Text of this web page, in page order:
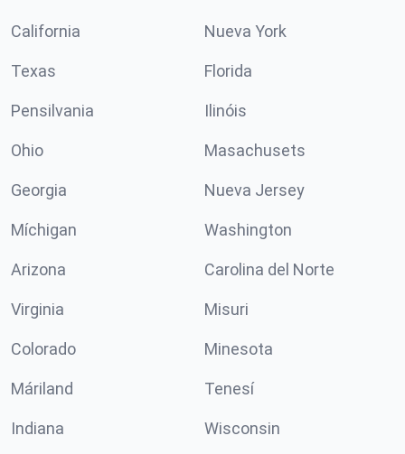
California Nueva York
Texas Florida
Pensilvania Ilinóis
Ohio Masachusets
Georgia Nueva Jersey
Míchigan Washington
Arizona Carolina del Norte
Virginia Misuri
Colorado Minesota
Máriland Tenesí
Indiana Wisconsin